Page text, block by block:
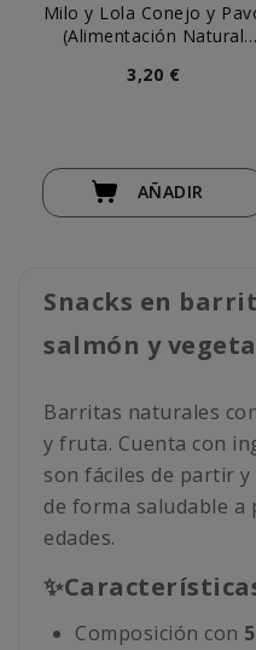
Milo y Lola Conejo y
(Alimentación Natural
3,20 €
AÑADIR
Snacks en
salmón y
Barritas naturales
y fruta. Cuenta con
son fáciles de partir
de forma saludable a
edades.
Composición con